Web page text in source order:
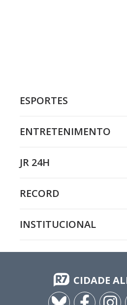
ESPORTES
ENTRETENIMENTO
JR 24H
RECORD
INSTITUCIONAL
CIDADE